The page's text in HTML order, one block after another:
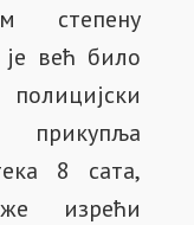
већ било
8 сата,
изрећи